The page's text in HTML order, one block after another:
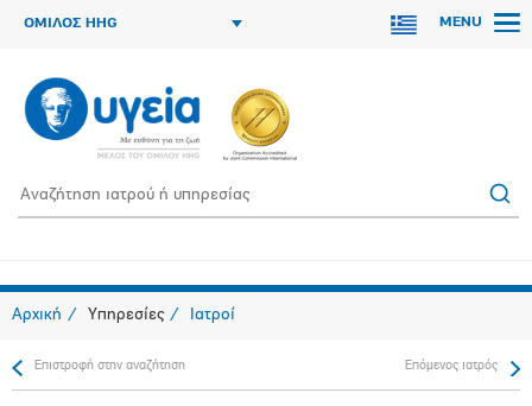
ΟΜΙΛΟΣ HHG MENU
Αρχική Υπηρεσίες Ιατροί
Επιστροφή στην αναζήτηση Επόμενος ιατρός